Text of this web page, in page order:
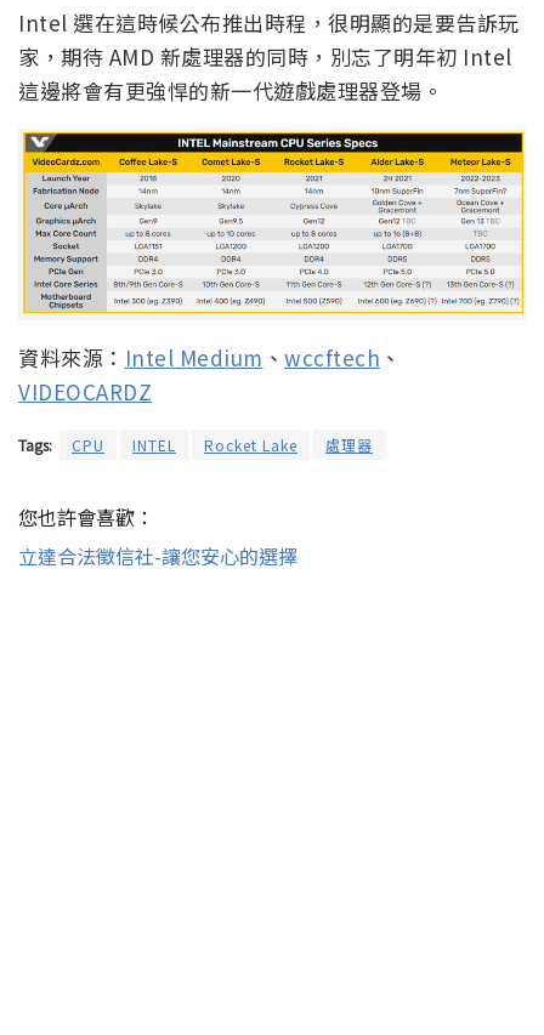
Intel 選在這時候公布推出時程，很明顯的是要告訴玩
家，期待 AMD 新處理器的同時，別忘了明年初 Intel
這邊將會有更強悍的新一代遊戲處理器登場。
資料來源： Intel Medium 、 wccftech 、
VIDEOCARDZ
Tags: CPU INTEL Rocket Lake 處理器
您也許會喜歡：
立達合法徵信社-讓您安心的選擇